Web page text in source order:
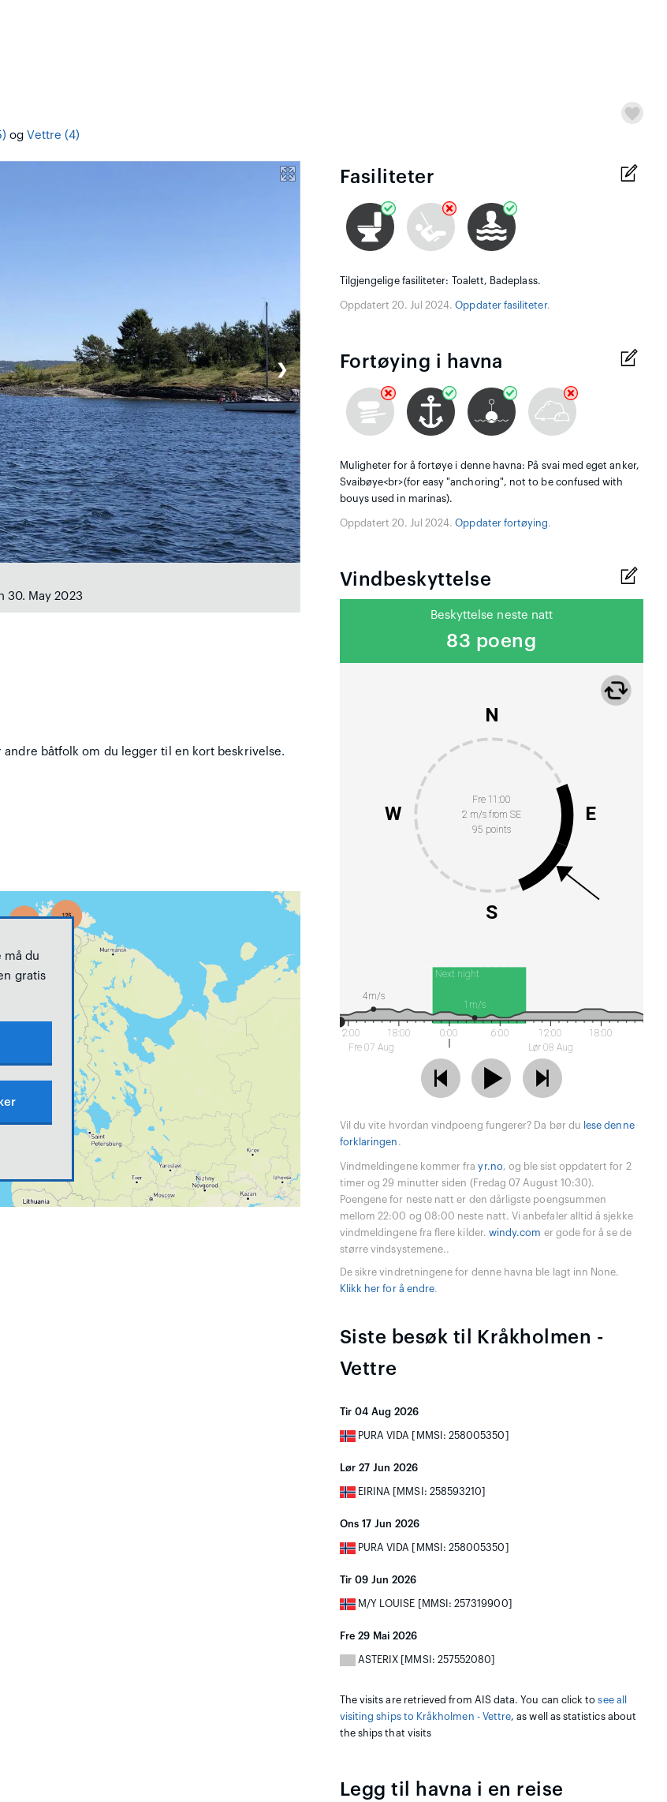
og Vettre (4)
❯
30. May 2023
båtfolk om du legger til en kort beskrivelse.
må du
gratis
Fasiliteter
Tilgjengelige fasiliteter: Toalett, Badeplass.
Oppdatert 20. Jul 2024.Oppdater fasiliteter.
Fortøying i havna
Muligheter for å fortøye i denne havna: På svai med eget anker,
Svaibøye<br>(for easy "anchoring", not to be confused with
bouys used in marinas).
Oppdatert 20. Jul 2024.Oppdater fortøying.
Vindbeskyttelse
Beskyttelse neste natt
83 poeng
Fre 11:00
2 m/s from SE
95 points
N
E
S
W
Next night
12:00
Fre 07 Aug
18:00 0:00 6:00
12:00
Lør 08 Aug
18:00
4m/s
1m/s
Vil du vite hvordan vindpoeng fungerer? Da bør du lese denne
forklaringen .
Vindmeldingene kommer frayr.no, og ble sist oppdatert for 2
timer og 29 minutter siden (Fredag 07 August 10:30).
Poengene for neste natt er den dårligste poengsummen
mellom 22:00 og 08:00 neste natt. Vi anbefaler alltid å sjekke
vindmeldingene fra flere kilder. windy.com er gode for å se de
større vindsystemene..
De sikre vindretningene for denne havna ble lagt inn None.
Klikk her for å endre.
Siste besøk til Kråkholmen -
Vettre
Tir 04 Aug 2026
PURA VIDA [MMSI: 258005350]
Lør 27 Jun 2026
EIRINA [MMSI: 258593210]
Ons 17 Jun 2026
PURA VIDA [MMSI: 258005350]
Tir 09 Jun 2026
M/Y LOUISE [MMSI: 257319900]
Fre 29 Mai 2026
ASTERIX [MMSI: 257552080]
The visits are retrieved from AIS data. You can click tosee all
visiting ships to Kråkholmen - Vettre, as well as statistics about
the ships that visits
Legg til havna i en reise